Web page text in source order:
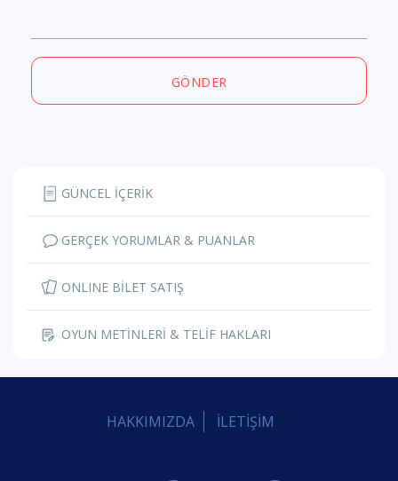
GÖNDER
GÜNCEL İÇERİK
GERÇEK YORUMLAR & PUANLAR
ONLINE BİLET SATIŞ
OYUN METİNLERİ & TELİF HAKLARI
HAKKIMIZDA İLETİŞİM